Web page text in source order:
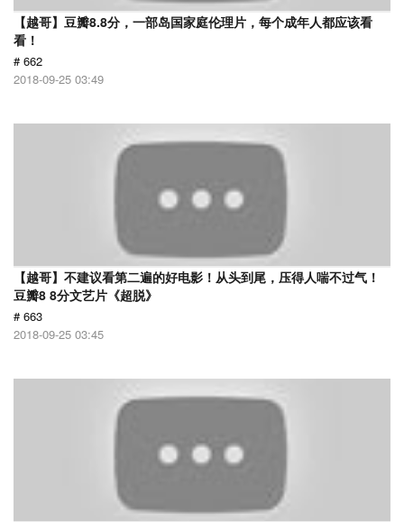
【越哥】豆瓣8.8分，一部岛国家庭伦理片，每个成年人都应该看
看！
# 662
2018-09-25 03:49
【越哥】不建议看第二遍的好电影！从头到尾，压得人喘不过气！
豆瓣8 8分文艺片《超脱》
# 663
2018-09-25 03:45